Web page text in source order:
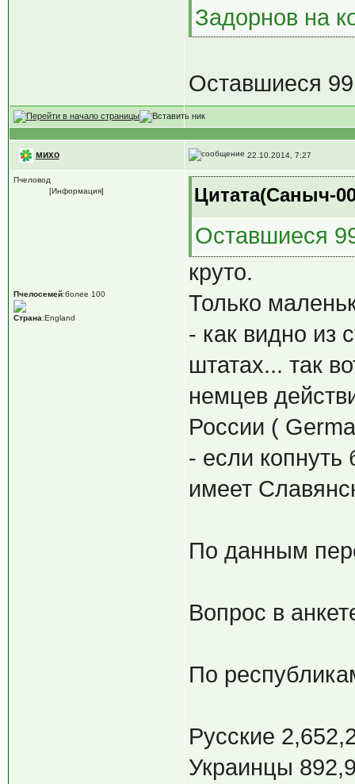
Задорнов на
Оставшиеся
михо 22.10.2014, 7:27
Пчеловод
[Информация]
Пчелосемей:более 100
Страна:England
Цитата(Саныч-
Оставшиеся
круто.
Только
- как видно из
штатах... так
немцев
России (
- если копнуть
имеет
По данным
Вопрос в
По
Русские
Украинцы